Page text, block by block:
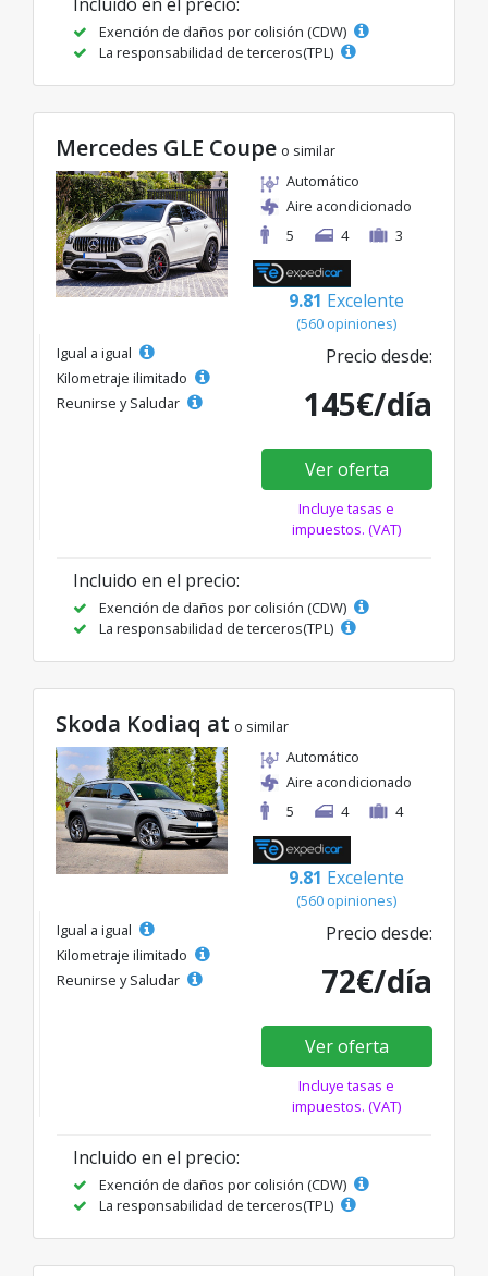
Exención de daños por colisión (CDW)
La responsabilidad de terceros(TPL)
Mercedes GLE Coupe o similar
Automático
Aire acondicionado
5
4 3
9.81 Excelente
(560 opiniones)
Igual a igual
Kilometraje ilimitado
Reunirse y Saludar
Precio desde:
145€/día
Ver oferta
Incluye tasas e
impuestos. (VAT)
Incluido en el precio:
Exención de daños por colisión (CDW)
La responsabilidad de terceros(TPL)
Skoda Kodiaq at o similar
Automático
Aire acondicionado
5
4 4
9.81 Excelente
(560 opiniones)
Igual a igual
Kilometraje ilimitado
Reunirse y Saludar
Precio desde:
72€/día
Ver oferta
Incluye tasas e
impuestos. (VAT)
Incluido en el precio:
Exención de daños por colisión (CDW)
La responsabilidad de terceros(TPL)